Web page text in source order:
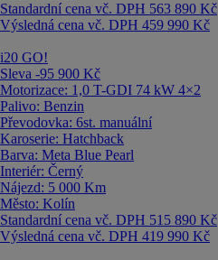
Standardní cena vč. DPH 563 890 Kč
Výsledná cena vč. DPH 459 990 Kč
i20 GO!
Sleva -95 900 Kč
Motorizace: 1,0 T-GDI 74 kW 4×2
Palivo: Benzin
Převodovka: 6st. manuální
Karoserie: Hatchback
Barva: Meta Blue Pearl
Interiér: Černý
Nájezd: 5 000 Km
Město: Kolín
Standardní cena vč. DPH 515 890 Kč
Výsledná cena vč. DPH 419 990 Kč